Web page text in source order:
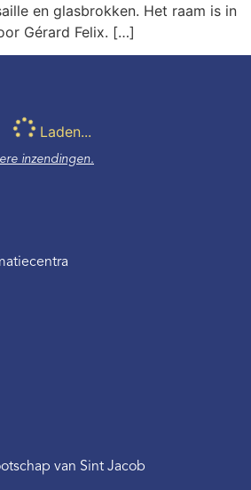
en glasbrokken. Het raam is in
Gérard Felix. […]
Laden...
inzendingen.
van Sint Jacob